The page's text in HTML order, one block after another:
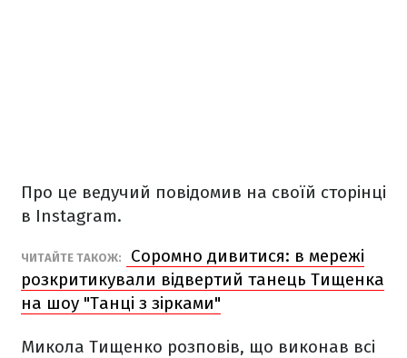
Про це ведучий повідомив на своїй сторінці
в Instagram.
ЧИТАЙТЕ ТАКОЖ:
Соромно дивитися: в мережі
розкритикували відвертий танець Тищенка
на шоу "Танці з зірками"
Микола Тищенко розповів, що виконав всі